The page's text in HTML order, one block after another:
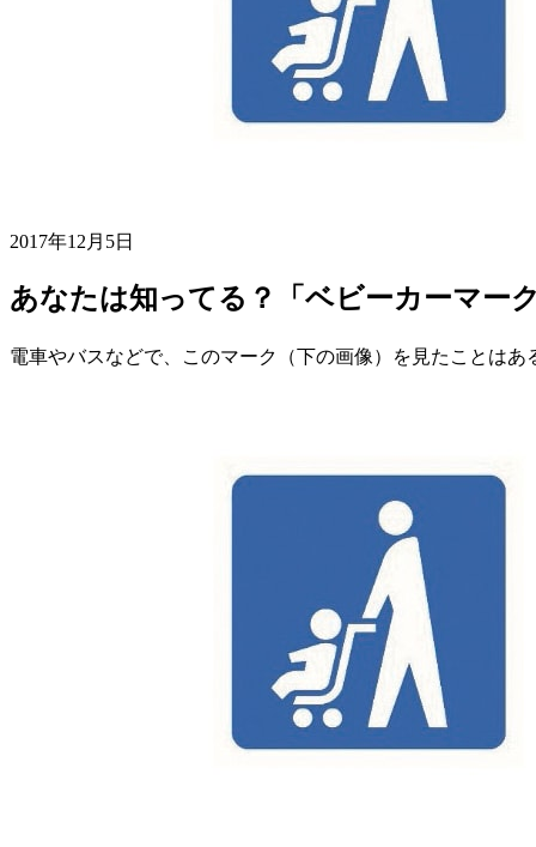
2017年12月5日
あなたは知ってる？「ベビーカーマー
電車やバスなどで、このマーク（下の画像）を見たことはあ